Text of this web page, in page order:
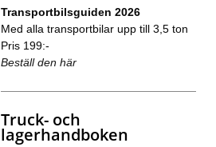
Transportbilsguiden 2026
Med alla transportbilar upp till 3,5 ton
Pris 199:-
Beställ den här
Truck- och
lagerhandboken